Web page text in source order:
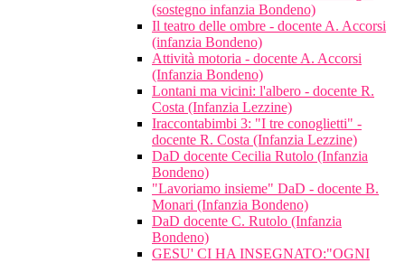
(sostegno infanzia Bondeno)
Il teatro delle ombre - docente A. Accorsi
(infanzia Bondeno)
Attività motoria - docente A. Accorsi
(Infanzia Bondeno)
Lontani ma vicini: l'albero - docente R.
Costa (Infanzia Lezzine)
Iraccontabimbi 3: "I tre conoglietti" -
docente R. Costa (Infanzia Lezzine)
DaD docente Cecilia Rutolo (Infanzia
Bondeno)
"Lavoriamo insieme" DaD - docente B.
Monari (Infanzia Bondeno)
DaD docente C. Rutolo (Infanzia
Bondeno)
GESU' CI HA INSEGNATO:"OGNI